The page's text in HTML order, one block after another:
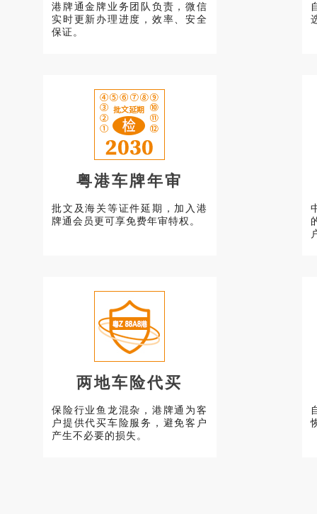
港牌通金牌业务团队负责，微信
实时更新办理进度，效率、安全
保证。
粤港车牌年审
批文及海关等证件延期，加入港
牌通会员更可享免费年审特权。
两地车险代买
保险行业鱼龙混杂，港牌通为客
户提供代买车险服务，避免客户
产生不必要的损失。